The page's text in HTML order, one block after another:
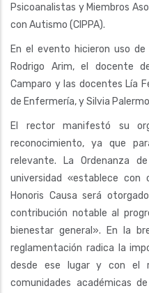
Psicoanalistas y Miembros
con Autismo (CIPPA).
En el evento hicieron uso
Rodrigo Arim, el docente
Camparo y las docentes Lía
de Enfermería, y Silvia
El rector manifestó su
reconocimiento, ya que
relevante. La Ordenanza
universidad «establece
Honoris Causa será
contribución notable al
bienestar general». En la
reglamentación radica la
desde ese lugar y con el
comunidades académicas